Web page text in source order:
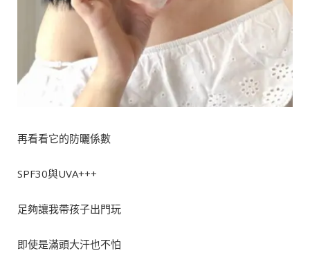
再看看它的防曬係數
SPF30與UVA+++
足夠讓我帶孩子出門玩
即使是滿頭大汗也不怕